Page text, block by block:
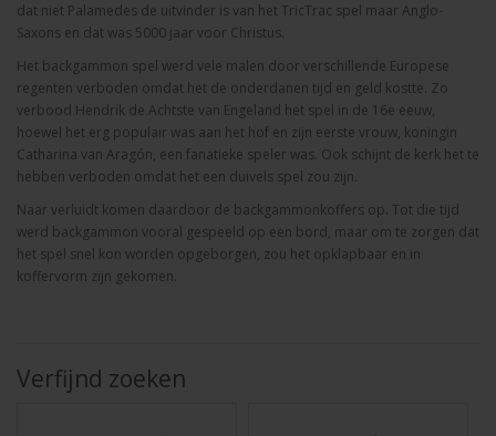
dat niet Palamedes de uitvinder is van het TricTrac spel maar Anglo-
Saxons en dat was 5000 jaar voor Christus.
Het backgammon spel werd vele malen door verschillende Europese
regenten verboden omdat het de onderdanen tijd en geld kostte. Zo
verbood Hendrik de Achtste van Engeland het spel in de 16e eeuw,
hoewel het erg populair was aan het hof en zijn eerste vrouw, koningin
Catharina van Aragón, een fanatieke speler was. Ook schijnt de kerk het te
hebben verboden omdat het een duivels spel zou zijn.
Naar verluidt komen daardoor de backgammonkoffers op. Tot die tijd
werd backgammon vooral gespeeld op een bord, maar om te zorgen dat
het spel snel kon worden opgeborgen, zou het opklapbaar en in
koffervorm zijn gekomen.
Verfijnd zoeken